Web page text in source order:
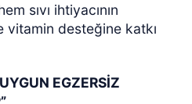
sıvı ihtiyacının
vitamin desteğine katkı
EGZERSİZ